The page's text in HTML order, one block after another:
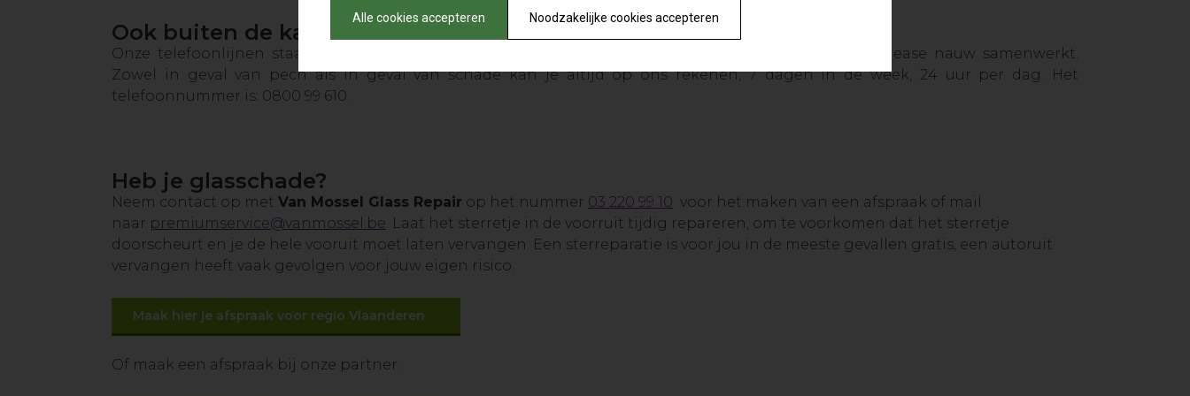
Ook buiten de kantooruren
Onze telefoonlijnen staan buiten kantoortijden in verbinding met hulpdiensten waarmee J&T Autolease nauw samenwerkt.
Zowel in geval van pech als in geval van schade kan je altijd op ons rekenen, 7 dagen in de week, 24 uur per dag. Het
telefoonnummer is: 0800 99 610.
Heb je glasschade?
Neem contact op met Van Mossel Glass Repair op het nummer 03 220 99 10 voor het maken van een afspraak of mail
naar premiumservice@vanmossel.be . Laat het sterretje in de voorruit tijdig repareren, om te voorkomen dat het sterretje
doorscheurt en je de hele vooruit moet laten vervangen. Een sterreparatie is voor jou in de meeste gevallen gratis, een autoruit
vervangen heeft vaak gevolgen voor jouw eigen risico.
Maak hier je afspraak voor regio Vlaanderen
Of maak een afspraak bij onze partner:
Alle cookies accepteren Noodzakelijke cookies accepteren